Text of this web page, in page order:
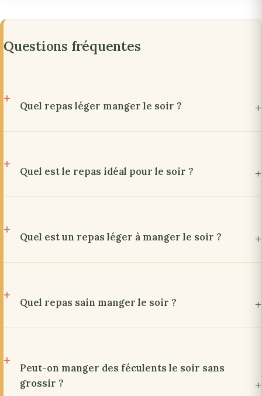
Questions fréquentes
Quel repas léger manger le soir ?
Quel est le repas idéal pour le soir ?
Quel est un repas léger à manger le soir ?
Quel repas sain manger le soir ?
Peut-on manger des féculents le soir sans
grossir ?